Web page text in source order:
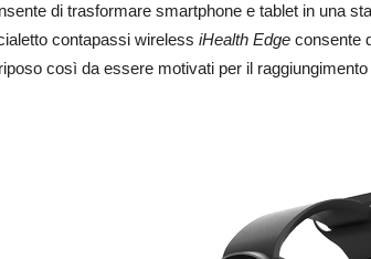
di trasformare smartphone e tablet in una
contapassi wireless iHealth Edge consente
così da essere motivati per il raggiungimento